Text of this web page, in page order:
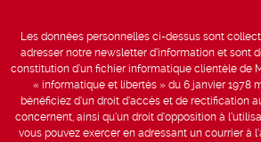
Les données personnelles ci-dessus sont
adresser notre newsletter d’information et sont
constitution d’un fichier informatique clientèle de
« informatique et libertés » du 6 janvier 1978
bénéficiez d’un droit d’accès et de rectification
concernent, ainsi qu’un droit d’opposition à
vous pouvez exercer en adressant un courrier à